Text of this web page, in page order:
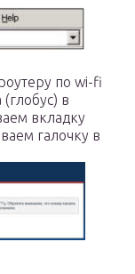
по wi-fi
в
вкладку
галочку в